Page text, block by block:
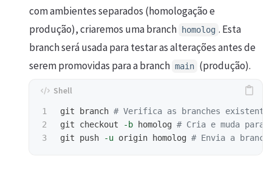
com ambientes separados (homologação e
produção), criaremos uma branch
homolog . Esta
branch será usada para testar as alterações antes de
serem promovidas para a branch main (produção).
1
2
git branch # Verifica as branches
git checkout
-b homolog # Cria e muda para
git push
-u origin homolog # Envia a